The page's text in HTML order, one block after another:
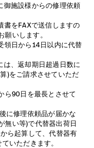
御施設様からの修理依頼
書をFAXで送信しますの
いします。
領日から14日以内に代替
、返却期日超過日数に
)をご請求させていただ
ら90日を最長とさせて
修理依頼品が届かな
無い等)で代替器出荷日
ら起算して、代替器有
いただきます。